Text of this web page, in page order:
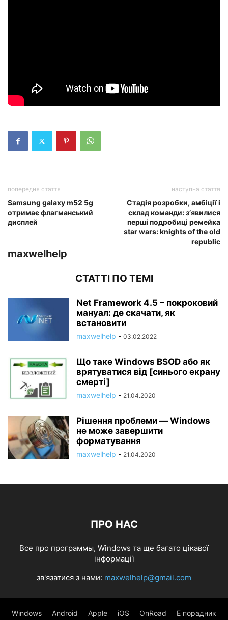
попередня стаття
Samsung galaxy m52 5g
отримає флагманський
дисплей
наступна стаття
Стадія розробки, амбіції і
склад команди: з’явилися
перші подробиці ремейка
star wars: knights of the old
republic
maxwelhelp
СТАТТІ ПО ТЕМІ
Net Framework 4.5 – покроковий
мануал: де скачати, як
встановити
maxwelhelp - 03.02.2022
Що таке Windows BSOD або як
врятуватися від [синього екрану
смерті]
maxwelhelp - 21.04.2020
Рішення проблеми — Windows
не може завершити
форматування
maxwelhelp - 21.04.2020
ПРО НАС
Все про программы, Windows та ще багато цікавої
інформації
зв'язатися з нами: maxwelhelp@gmail.com
Windows Android Apple iOS OnRoad Е порадник